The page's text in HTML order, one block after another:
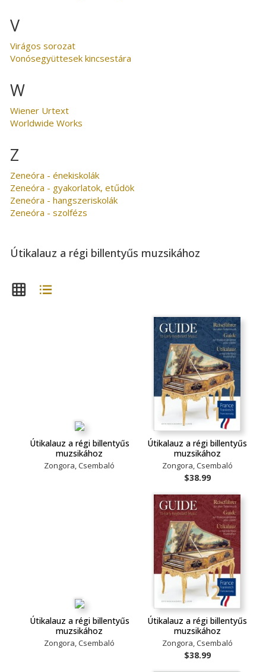
V
Virágos sorozat
Vonósegyüttesek kincsestára
W
Wiener Urtext
Worldwide Works
Z
Zeneóra - énekiskolák
Zeneóra - gyakorlatok, etűdök
Zeneóra - hangszeriskolák
Zeneóra - szolfézs
Útikalauz a régi billentyűs muzsikához
Útikalauz a régi billentyűs
muzsikához
Zongora, Csembaló
Útikalauz a régi billentyűs
muzsikához
Zongora, Csembaló
$38.99
Útikalauz a régi billentyűs
muzsikához
Zongora, Csembaló
Útikalauz a régi billentyűs
muzsikához
Zongora, Csembaló
$38.99